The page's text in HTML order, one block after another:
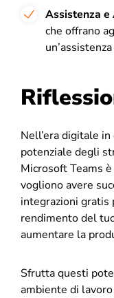
Assistenza
che offrano
Nell’era digitale
potenziale degli
Microsoft Teams
vogliono avere
integrazioni gratis
rendimento del
aumentare la
Sfrutta questi
ambiente di